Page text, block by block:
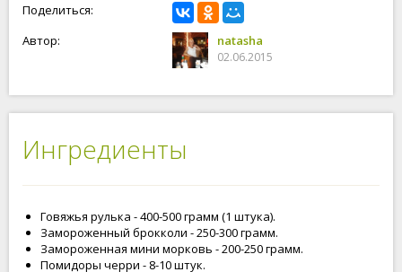
Поделиться:
Автор:
natasha
02.06.2015
Ингредиенты
Говяжья рулька - 400-500 грамм (1 штука).
Замороженный брокколи - 250-300 грамм.
Замороженная мини морковь - 200-250 грамм.
Помидоры черри - 8-10 штук.